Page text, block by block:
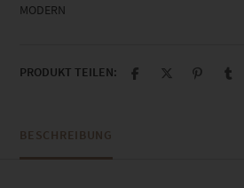
MODERN
PRODUKT TEILEN:
BESCHREIBUNG